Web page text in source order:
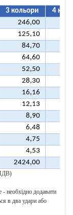
3 кольори
4
246,00
125,10
84,70
64,60
52,50
28,30
16,16
12,13
8,90
6,48
4,75
4,53
2424,00
необхідно додавати
в два удари або